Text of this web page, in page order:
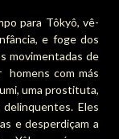
para Tôkyô, vê-
e foge dos
movimentadas de
homens com más
uma prostituta,
Eles
e desperdiçam a